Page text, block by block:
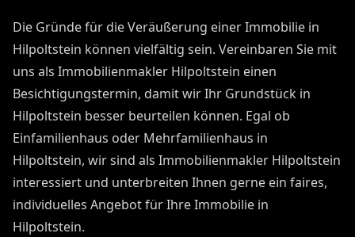
Die Gründe für die Veräußerung einer Immobilie in
Hilpoltstein können vielfältig sein. Vereinbaren Sie mit
uns als Immobilienmakler Hilpoltstein einen
Besichtigungstermin, damit wir Ihr Grundstück in
Hilpoltstein besser beurteilen können. Egal ob
Einfamilienhaus oder Mehrfamilienhaus in
Hilpoltstein, wir sind als Immobilienmakler Hilpoltstein
interessiert und unterbreiten Ihnen gerne ein faires,
individuelles Angebot für Ihre Immobilie in
Hilpoltstein.